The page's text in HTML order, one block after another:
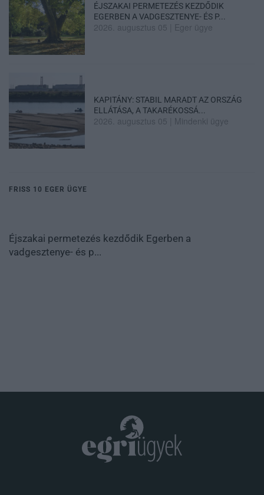
ÉJSZAKAI PERMETEZÉS KEZDŐDIK
EGERBEN A VADGESZTENYE- ÉS P...
2026. augusztus 05 Eger ügye
KAPITÁNY: STABIL MARADT AZ ORSZÁG
ELLÁTÁSA, A TAKARÉKOSSÁ...
2026. augusztus 05 Mindenki ügye
FRISS 10 EGER ÜGYE
Éjszakai permetezés kezdődik Egerben a
vadgesztenye- és p...